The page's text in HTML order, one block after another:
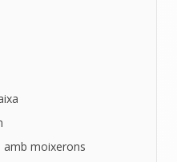
amb moixerons